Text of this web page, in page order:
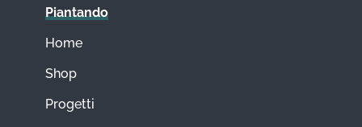
Piantando
Home
Shop
Progetti